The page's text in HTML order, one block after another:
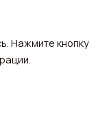
Нажмите кнопку